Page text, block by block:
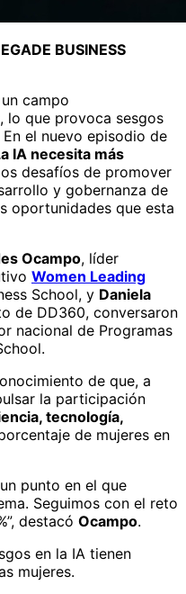
EGADE BUSINESS
campo
lo que provoca sesgos
el nuevo episodio de
IA necesita más
desafíos de promover
y gobernanza de
oportunidades que esta
Ocampo, líder
Women Leading
School, y Daniela
de DD360, conversaron
nacional de Programas
de que, a
la participación
tecnología,
de mujeres en
punto en el que
Seguimos con el reto
destacó Ocampo.
en la IA tienen
mujeres.